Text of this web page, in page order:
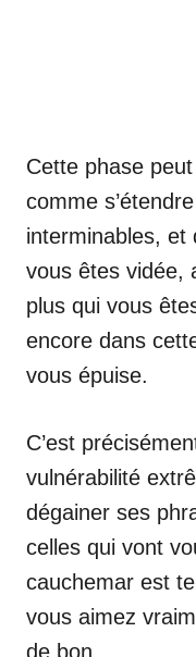
Cette phase
comme
interminables, et
vous êtes vidée,
plus qui vous
encore dans
vous épuise.
C’est
vulnérabilité
dégainer ses
celles qui vont
cauchemar est
vous aimez
de bon.